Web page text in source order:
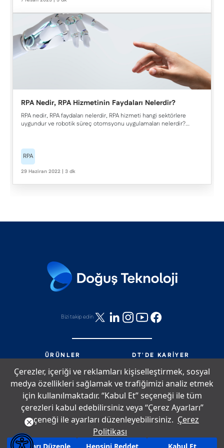
Çerezler, içeriği ve reklamları kişiselleştirmek, sosyal
medya özellikleri sağlamak ve trafiğimizi analiz etmek
için kullanılmaktadır. “Kabul Et” seçeneği ile tüm
çerezleri kabul edebilirsiniz veya “Çerez Ayarları”
seçeneği ile ayarları düzenleyebilirsiniz. Çerez
Politikası
RPA Nedir, RPA Hizmetinin Faydaları Nelerdir?
RPA nedir, RPA faydaları nelerdir, RPA hizmeti hangi sektörlere
uygundur ve robotik süreç otomsyonu uygulamaları nelerdir?
RPA
29 Haziran 2022 | 3 dk
Bizi takip edin
ÜRÜNLER
DT'DE KARIYER
HIZMETLER
DT'DE NELER OLUYOR?
PARTNERLIK
BIZE ULAŞIN
DT'DE YAŞAM
SITE HARITASI
Copyright © 2026 Doğuş Teknoloji. Tüm hakları saklıdır.
Çerez PolitikasıBilgi Toplumu Hizmetleri Aydınlatma Metni